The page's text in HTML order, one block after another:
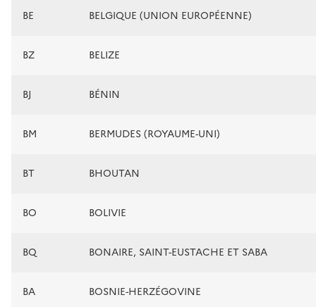
BE BELGIQUE (UNION EUROPÉENNE)
BZ BELIZE
BJ BÉNIN
BM BERMUDES (ROYAUME-UNI)
BT BHOUTAN
BO BOLIVIE
BQ BONAIRE, SAINT-EUSTACHE ET SABA
BA BOSNIE-HERZÉGOVINE